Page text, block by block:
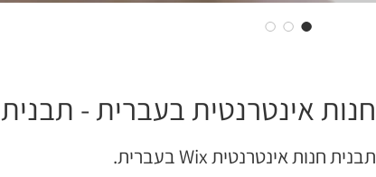
חנות אינטרנטית בעברית - תבנית 001
תבנית חנות אינטרנטית Wix בעברית.